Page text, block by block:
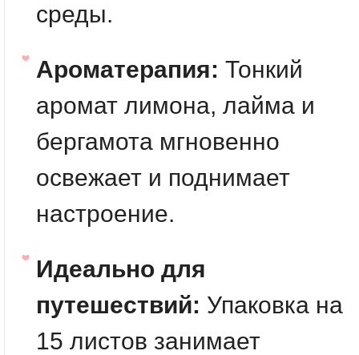
среды.
Ароматерапия: Тонкий
аромат лимона, лайма и
бергамота мгновенно
освежает и поднимает
настроение.
Идеально для
путешествий: Упаковка на
15 листов занимает